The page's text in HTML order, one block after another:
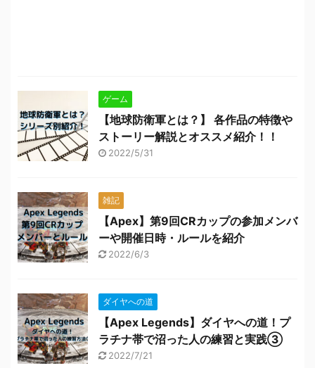
ゲーム
【地球防衛軍とは？】 各作品の特徴や
ストーリー解説とオススメ紹介！！
2022/5/31
雑記
【Apex】第9回CRカップの参加メンバ
ーや開催日時・ルールを紹介
2022/6/3
ダイヤへの道
【Apex Legends】ダイヤへの道！プ
ラチナ帯で沼った人の練習と実践③
2022/7/21